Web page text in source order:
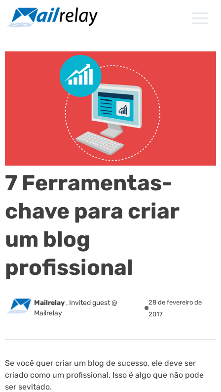
para
7 Ferramentas-
chave para criar
um blog
profissional
Mailrelay, Invited guest @
Mailrelay
28 de fevereiro de
2017
Se você quer criar um blog de sucesso, ele deve ser
criado como um profissional. Isso é algo que não pode
ser sevitado.